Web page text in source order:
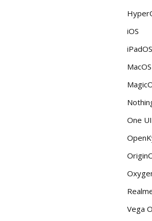
iOS
iPadOS
MacOS
One UI
Vega